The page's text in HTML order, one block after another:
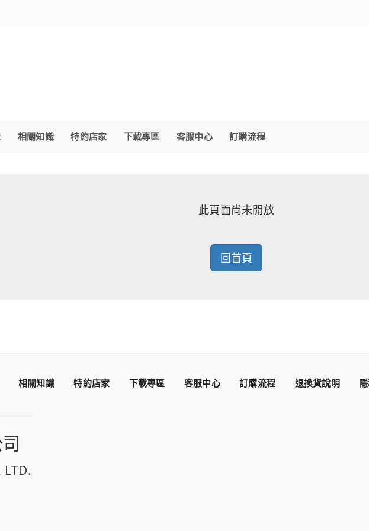
相關知識 特約店家 下載專區 客服中心 訂購流程
此頁面尚未開放
回首頁
相關知識 特約店家 下載專區 客服中心 訂購流程 退換貨說明